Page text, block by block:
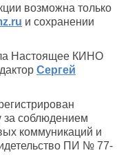
возможна только
и сохранении
Настоящее КИНО
Сергей
за соблюдением
коммуникаций и
ПИ № 77-